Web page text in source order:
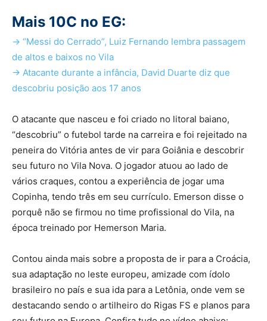
Mais 10C no EG:
-> “Messi do Cerrado”, Luiz Fernando lembra passagem
de altos e baixos no Vila
-> Atacante durante a infância, David Duarte diz que
descobriu posição aos 17 anos
O atacante que nasceu e foi criado no litoral baiano,
“descobriu” o futebol tarde na carreira e foi rejeitado na
peneira do Vitória antes de vir para Goiânia e descobrir
seu futuro no Vila Nova. O jogador atuou ao lado de
vários craques, contou a experiência de jogar uma
Copinha, tendo três em seu currículo. Emerson disse o
porquê não se firmou no time profissional do Vila, na
época treinado por Hemerson Maria.
Contou ainda mais sobre a proposta de ir para a Croácia,
sua adaptação no leste europeu, amizade com ídolo
brasileiro no país e sua ida para a Letônia, onde vem se
destacando sendo o artilheiro do Rigas FS e planos para